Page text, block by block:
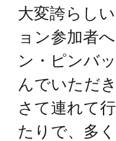
大変誇らし
ョン参加者
ン・ピンバ
んでいただ
さて連れて
たりで、多